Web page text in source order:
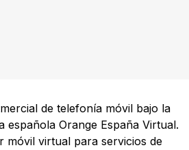
de telefonía móvil bajo la
española Orange España Virtual.
móvil virtual para servicios de